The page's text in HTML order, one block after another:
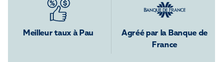
Meilleur taux à Pau
Agréé par la Banque de
France